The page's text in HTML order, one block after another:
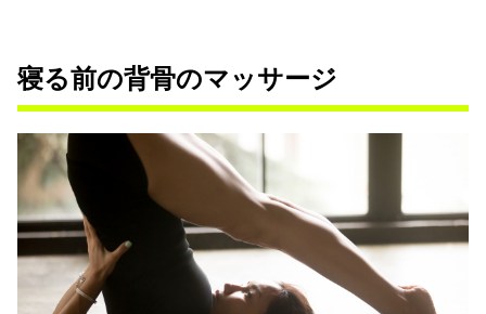
寝る前の背骨のマッサージ